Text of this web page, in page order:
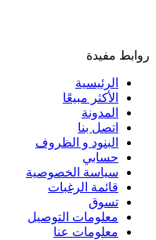
روابط مفيدة
الرئيسية
الأكثر مبيعًا
المدونة
اتصل بنا
البنود و الظروف
حسابي
سياسة الخصوصية
قائمة الرغبات
تسوق
معلومات التوصيل
معلومات عنا